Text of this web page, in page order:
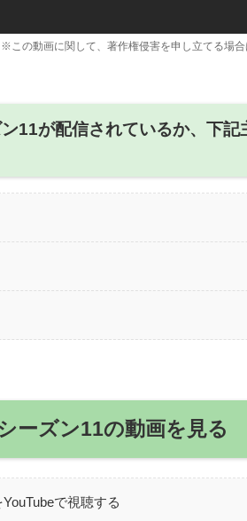
※この動画に関して、著作権侵害を申し立てる場合
11が配信されているか、下記
ーズン11の動画を見る
で視聴する